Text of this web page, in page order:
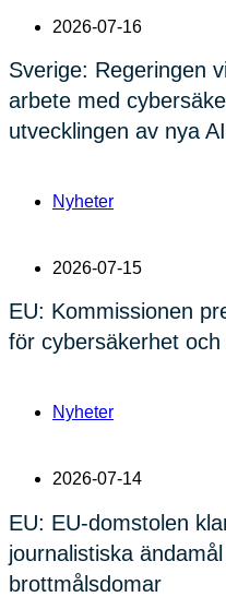
2026-07-16
Sverige: Regeringen
arbete med
utvecklingen av nya
Nyheter
2026-07-15
EU: Kommissionen
för cybersäkerhet och
Nyheter
2026-07-14
EU: EU-domstolen
journalistiska
brottmålsdomar